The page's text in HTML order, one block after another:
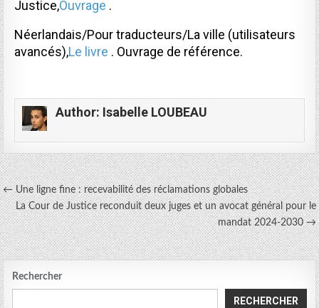
Justice,Ouvrage .
Néerlandais/Pour traducteurs/La ville (utilisateurs
avancés),Le livre . Ouvrage de référence.
Author: Isabelle LOUBEAU
Navigation
de
l’article
← Une ligne fine : recevabilité des réclamations globales
La Cour de Justice reconduit deux juges et un avocat général pour le
mandat 2024-2030 →
Rechercher
RECHERCHER